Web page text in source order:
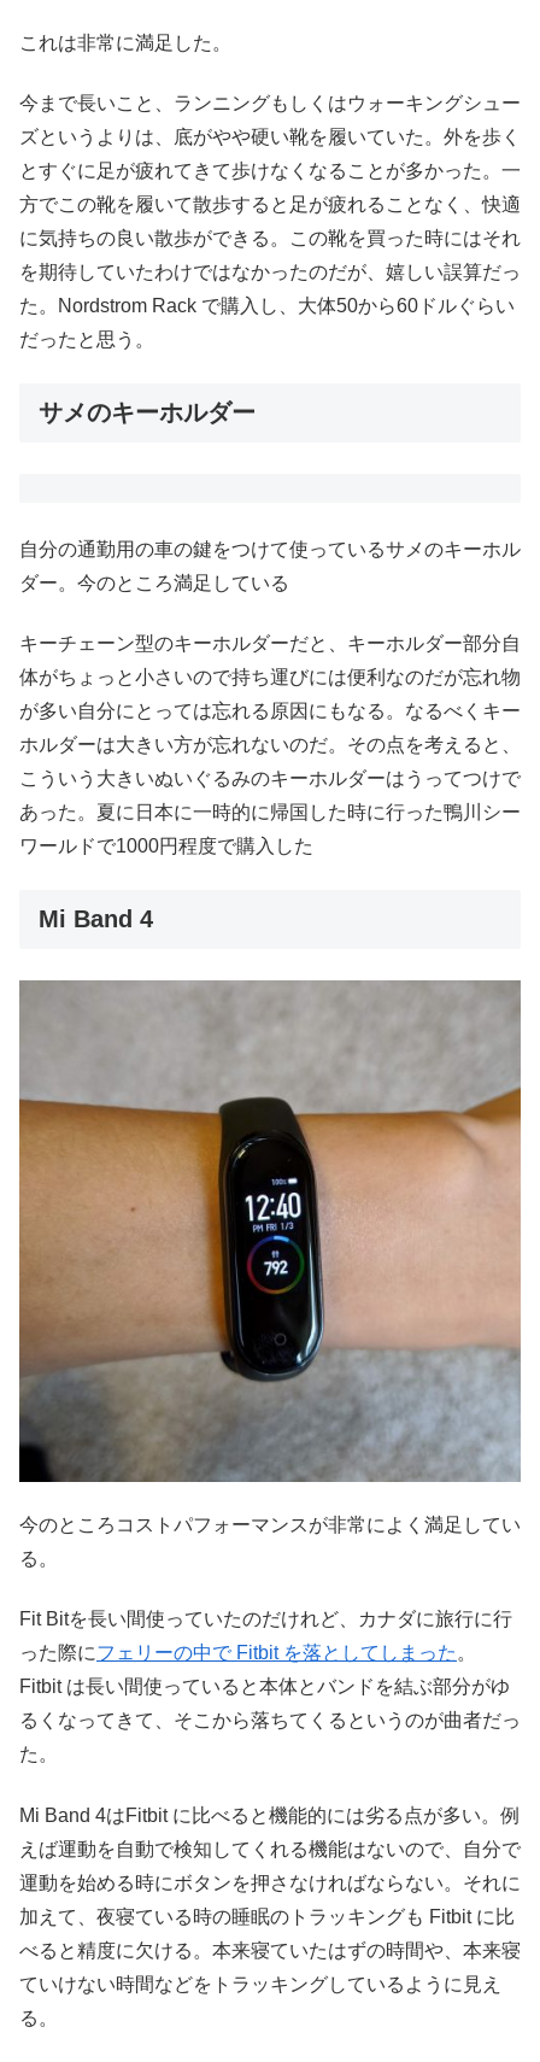
これは非常に満足した。
今まで長いこと、ランニングもしくはウォーキングシュー
ズというよりは、底がやや硬い靴を履いていた。外を歩く
とすぐに足が疲れてきて歩けなくなることが多かった。一
方でこの靴を履いて散歩すると足が疲れることなく、快適
に気持ちの良い散歩ができる。この靴を買った時にはそれ
を期待していたわけではなかったのだが、嬉しい誤算だっ
た。Nordstrom Rack で購入し、大体50から60ドルぐらい
だったと思う。
サメのキーホルダー
自分の通勤用の車の鍵をつけて使っているサメのキーホル
ダー。今のところ満足している
キーチェーン型のキーホルダーだと、キーホルダー部分自
体がちょっと小さいので持ち運びには便利なのだが忘れ物
が多い自分にとっては忘れる原因にもなる。なるべくキー
ホルダーは大きい方が忘れないのだ。その点を考えると、
こういう大きいぬいぐるみのキーホルダーはうってつけで
あった。夏に日本に一時的に帰国した時に行った鴨川シー
ワールドで1000円程度で購入した
Mi Band 4
今のところコストパフォーマンスが非常によく満足してい
る。
Fit Bitを長い間使っていたのだけれど、カナダに旅行に行
った際にフェリーの中で Fitbit を落としてしまった。
Fitbit は長い間使っていると本体とバンドを結ぶ部分がゆ
るくなってきて、そこから落ちてくるというのが曲者だっ
た。
Mi Band 4はFitbit に比べると機能的には劣る点が多い。例
えば運動を自動で検知してくれる機能はないので、自分で
運動を始める時にボタンを押さなければならない。それに
加えて、夜寝ている時の睡眠のトラッキングも Fitbit に比
べると精度に欠ける。本来寝ていたはずの時間や、本来寝
ていけない時間などをトラッキングしているように見え
る。